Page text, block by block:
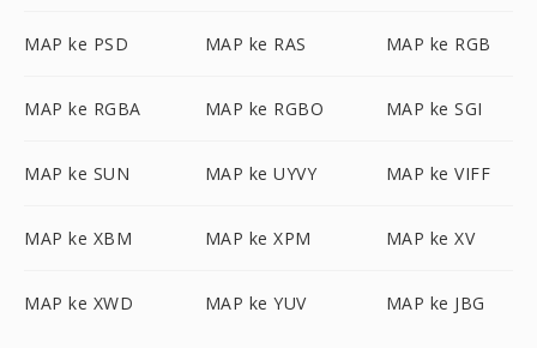
MAP ke PSD MAP ke RAS MAP ke RGB
MAP ke RGBA MAP ke RGBO MAP ke SGI
MAP ke SUN MAP ke UYVY MAP ke VIFF
MAP ke XBM MAP ke XPM MAP ke XV
MAP ke XWD MAP ke YUV MAP ke JBG